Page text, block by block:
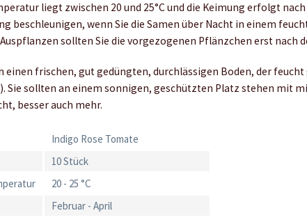
liegt zwischen 20 und 25°C und die Keimung erfolgt nach
beschleunigen, wenn Sie die Samen über Nacht in einem
sollten Sie die vorgezogenen Pflänzchen erst nach
einen frischen, gut gedüngten, durchlässigen Boden, der
Sie sollten an einem sonnigen, geschützten Platz stehen mit
besser auch mehr.
Indigo Rose Tomate
10 Stück
20 - 25 °C
Februar - April